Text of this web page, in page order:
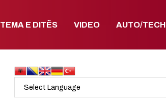
TEMA E DITËS VIDEO AUTO/TECH